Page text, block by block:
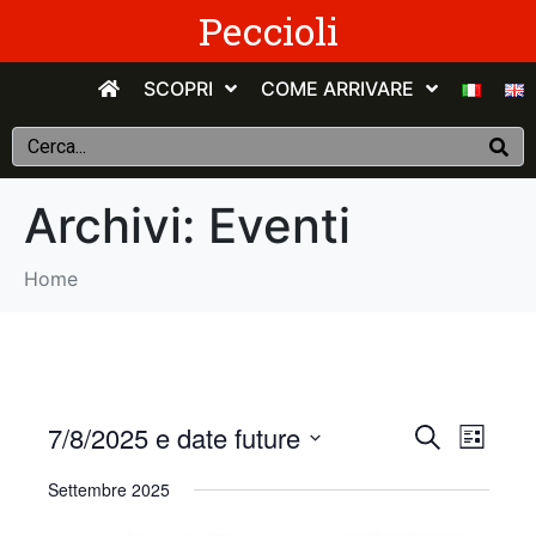
Peccioli
SCOPRI COME ARRIVARE
Archivi: Eventi
Home
E
v
C
r
E
E
e
7/8/2025 e date future
e
Settembre 2025